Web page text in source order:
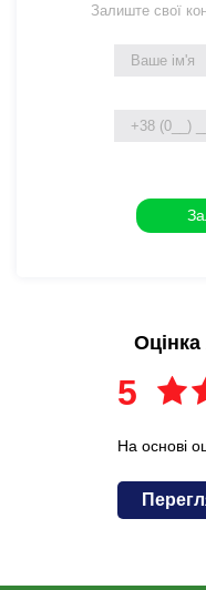
Залиште свої
Оцінка
5
На основі